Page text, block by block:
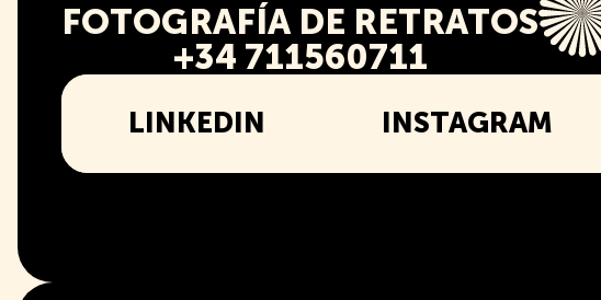
FOTOGRAFÍA DE RETRATOS
+34 711560711
LINKEDIN INSTAGRAM